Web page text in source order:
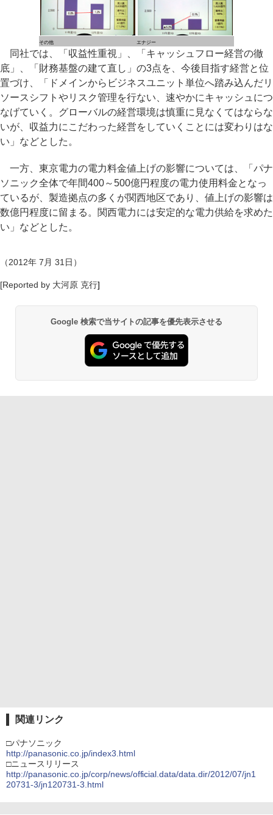
その他 エナジー
同社では、「収益性重視」、「キャッシュフロー経営の徹
底」、「財務基盤の建て直し」の3点を、今後目指す経営と位
置づけ、「ドメインからビジネスユニット単位へ踏み込んだリ
ソースシフトやリスク管理を行ない、速やかにキャッシュにつ
なげていく。グローバルの経営環境は慎重に見なくてはならな
いが、収益力にこだわった経営をしていくことには変わりはな
い」などとした。
一方、東京電力の電力料金値上げの影響については、「パナ
ソニック全体で年間400～500億円程度の電力使用料金となっ
ているが、製造拠点の多くが関西地区であり、値上げの影響は
数億円程度に留まる。関西電力には安定的な電力供給を求めた
い」などとした。
（2012年 7月 31日）
[Reported by 大河原 克行]
Google 検索で当サイトの記事を優先表示させる
関連リンク
□パナソニック
http://panasonic.co.jp/index3.html
□ニュースリリース
http://panasonic.co.jp/corp/news/official.data/data.dir/2012/07/jn1
20731-3/jn120731-3.html